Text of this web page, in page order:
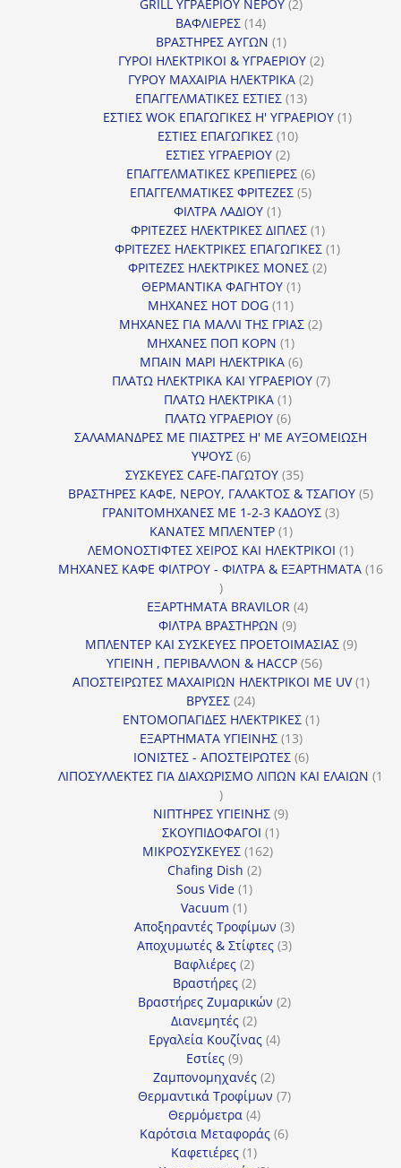
GRILL ΥΓΡΑΕΡΙΟΥ ΝΕΡΟΥ 2
ΒΑΦΛΙΕΡΕΣ 1414
προϊόντα
ΒΡΑΣΤΗΡΕΣ ΑΥΓΩΝ 11
προϊόν
ΓΥΡΟΙ ΗΛΕΚΤΡΙΚΟΙ & ΥΓΡΑΕΡΙΟΥ 22
ΓΥΡΟΥ ΜΑΧΑΙΡΙΑ ΗΛΕΚΤΡΙΚΑ 22
ΕΠΑΓΓΕΛΜΑΤΙΚΕΣ ΕΣΤΙΕΣ 1313
προϊόντα
ΕΣΤΙΕΣ WOK ΕΠΑΓΩΓΙΚΕΣ Η' ΥΓΡΑΕΡΙΟΥ 11
ΕΣΤΙΕΣ ΕΠΑΓΩΓΙΚΕΣ 1010
ΕΣΤΙΕΣ ΥΓΡΑΕΡΙΟΥ 22
προϊόντα
ΕΠΑΓΓΕΛΜΑΤΙΚΕΣ ΚΡΕΠΙΕΡΕΣ 66
προϊόντα
ΕΠΑΓΓΕΛΜΑΤΙΚΕΣ ΦΡΙΤΕΖΕΣ 55
ΦΙΛΤΡΑ ΛΑΔΙΟΥ 11
προϊόν
ΦΡΙΤΕΖΕΣ ΗΛΕΚΤΡΙΚΕΣ ΔΙΠΛΕΣ 11
προϊόν
ΦΡΙΤΕΖΕΣ ΗΛΕΚΤΡΙΚΕΣ ΕΠΑΓΩΓΙΚΕΣ 11
ΦΡΙΤΕΖΕΣ ΗΛΕΚΤΡΙΚΕΣ ΜΟΝΕΣ 22
ΘΕΡΜΑΝΤΙΚΑ ΦΑΓΗΤΟΥ 11
ΜΗΧΑΝΕΣ HOT DOG 1111
προϊόντα
ΜΗΧΑΝΕΣ ΓΙΑ ΜΑΛΛΙ ΤΗΣ ΓΡΙΑΣ 22
ΜΗΧΑΝΕΣ ΠΟΠ ΚΟΡΝ 11
προϊόν
ΜΠΑΙΝ ΜΑΡΙ ΗΛΕΚΤΡΙΚΑ 66
προϊόντα
ΠΛΑΤΩ ΗΛΕΚΤΡΙΚΑ ΚΑΙ ΥΓΡΑΕΡΙΟΥ 77
ΠΛΑΤΩ ΗΛΕΚΤΡΙΚΑ 11
προϊόν
ΠΛΑΤΩ ΥΓΡΑΕΡΙΟΥ 66
προϊόντα
ΣΑΛΑΜΑΝΔΡΕΣ ΜΕ ΠΙΑΣΤΡΕΣ Η' ΜΕ ΑΥΞΟΜΕΙΩΣΗ
ΥΨΟΥΣ 66
προϊόντα
ΣΥΣΚΕΥΕΣ CAFE-ΠΑΓΩΤΟΥ 3535
προϊόντα
ΒΡΑΣΤΗΡΕΣ ΚΑΦΕ, ΝΕΡΟΥ, ΓΑΛΑΚΤΟΣ & ΤΣΑΓΙΟΥ 55
ΓΡΑΝΙΤΟΜΗΧΑΝΕΣ ΜΕ 1-2-3 ΚΑΔΟΥΣ 33
ΚΑΝΑΤΕΣ ΜΠΛΕΝΤΕΡ 11
προϊόν
ΛΕΜΟΝΟΣΤΙΦΤΕΣ ΧΕΙΡΟΣ ΚΑΙ ΗΛΕΚΤΡΙΚΟΙ 11
προϊόν
ΜΗΧΑΝΕΣ ΚΑΦΕ ΦΙΛΤΡΟΥ - ΦΙΛΤΡΑ & ΕΞΑΡΤΗΜΑΤΑ 16
16
προϊόντα
ΕΞΑΡΤΗΜΑΤΑ BRAVILOR 44
ΦΙΛΤΡΑ ΒΡΑΣΤΗΡΩΝ 99
προϊόντα
ΜΠΛΕΝΤΕΡ ΚΑΙ ΣΥΣΚΕΥΕΣ ΠΡΟΕΤΟΙΜΑΣΙΑΣ 99
ΥΓΙΕΙΝΗ , ΠΕΡΙΒΑΛΛΟΝ & HACCP 5656
προϊόντα
ΑΠΟΣΤΕΙΡΩΤΕΣ ΜΑΧΑΙΡΙΩΝ ΗΛΕΚΤΡΙΚΟΙ ΜΕ UV 11
ΒΡΥΣΕΣ 2424
προϊόντα
ΕΝΤΟΜΟΠΑΓΙΔΕΣ ΗΛΕΚΤΡΙΚΕΣ 11
ΕΞΑΡΤΗΜΑΤΑ ΥΓΙΕΙΝΗΣ 1313
προϊόντα
ΙΟΝΙΣΤΕΣ - ΑΠΟΣΤΕΙΡΩΤΕΣ 66
προϊόντα
ΛΙΠΟΣΥΛΛΕΚΤΕΣ ΓΙΑ ΔΙΑΧΩΡΙΣΜΟ ΛΙΠΩΝ ΚΑΙ ΕΛΑΙΩΝ 1
1
προϊόν
ΝΙΠΤΗΡΕΣ ΥΓΙΕΙΝΗΣ 99
ΣΚΟΥΠΙΔΟΦΑΓΟΙ 11
ΜΙΚΡΟΣΥΣΚΕΥΕΣ 162162
Chafing Dish 22
Sous Vide 11
Vacuum 11
προϊόν
Αποξηραντές Τροφίμων 33
προϊόντα
Αποχυμωτές & Στίφτες 33
Βαφλιέρες 22
προϊόντα
Βραστήρες 22
προϊόντα
Βραστήρες Ζυμαρικών 22
Διανεμητές 22
προϊόντα
Εργαλεία Κουζίνας 44
Εστίες 99
προϊόντα
Ζαμπονομηχανές 22
προϊόντα
Θερμαντικά Τροφίμων 77
Θερμόμετρα 44
προϊόντα
Καρότσια Μεταφοράς 66
Καφετιέρες 11